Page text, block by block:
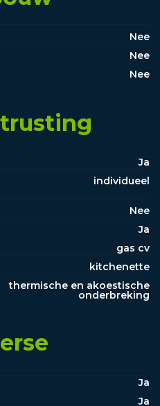
Nee
Nee
Nee
Ja
individueel
Nee
Ja
gas cv
kitchenette
thermische en akoestische
onderbreking
Ja
Ja